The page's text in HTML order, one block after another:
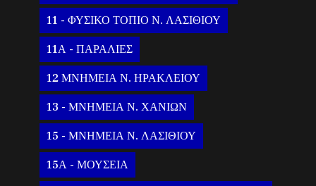
11 - ΦΥΣΙΚΟ ΤΟΠΙΟ Ν. ΛΑΣΙΘΙΟΥ
11Α - ΠΑΡΑΛΙΕΣ
12 ΜΝΗΜΕΙΑ Ν. ΗΡΑΚΛΕΙΟΥ
13 - ΜΝΗΜΕΙΑ Ν. ΧΑΝΙΩΝ
15 - ΜΝΗΜΕΙΑ Ν. ΛΑΣΙΘΙΟΥ
15Α - ΜΟΥΣΕΙΑ